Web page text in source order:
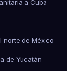
a Cuba
norte de México
de Yucatán